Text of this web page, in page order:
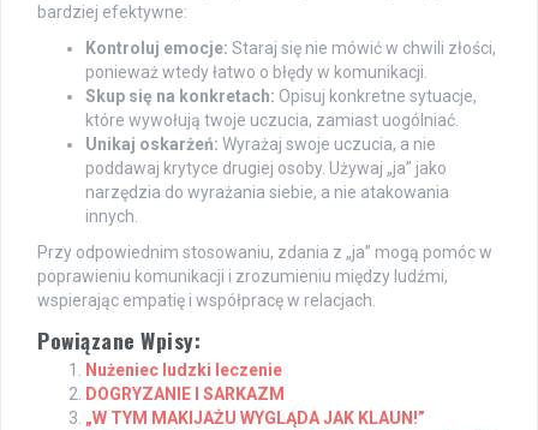
bardziej efektywne:
Kontroluj emocje: Staraj się nie mówić w chwili złości,
ponieważ wtedy łatwo o błędy w komunikacji.
Skup się na konkretach: Opisuj konkretne sytuacje,
które wywołują twoje uczucia, zamiast uogólniać.
Unikaj oskarżeń: Wyrażaj swoje uczucia, a nie
poddawaj krytyce drugiej osoby. Używaj „ja” jako
narzędzia do wyrażania siebie, a nie atakowania
innych.
Przy odpowiednim stosowaniu, zdania z „ja” mogą pomóc w
poprawieniu komunikacji i zrozumieniu między ludźmi,
wspierając empatię i współpracę w relacjach.
Powiązane Wpisy:
Nużeniec ludzki leczenie
DOGRYZANIE I SARKAZM
„W TYM MAKIJAŻU WYGLĄDA JAK KLAUN!”